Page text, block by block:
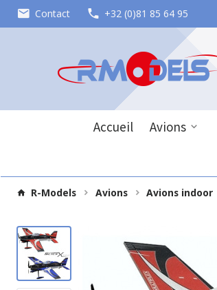
Contact +32 (0)81 85 64 95
Accueil Avions
R-Models Avions Avions indoor